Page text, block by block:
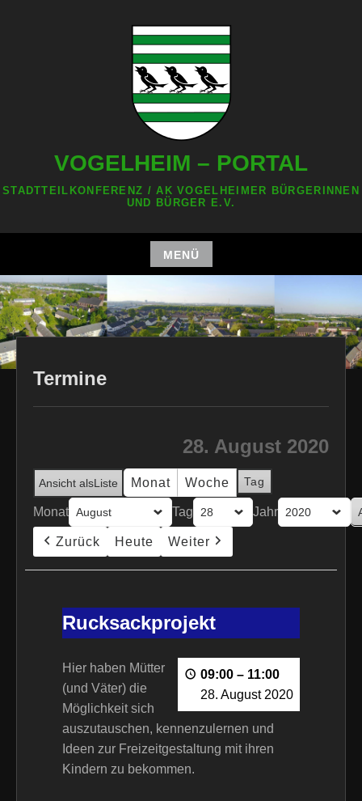
VOGELHEIM – PORTAL
STADTTEILKONFERENZ / AK VOGELHEIMER BÜRGERINNEN
UND BÜRGER E.V.
MENÜ
Zum
Inhalt
springen
Termine
28. August 2020
Ansicht alsListe Monat Woche Tag
Monat Tag Jahr
Zurück Heute Weiter
Rucksackprojekt
09:00 – 11:00
28. August 2020
Hier haben Mütter
(und Väter) die
Möglichkeit sich
auszutauschen, kennenzulernen und
Ideen zur Freizeitgestaltung mit ihren
Kindern zu bekommen.